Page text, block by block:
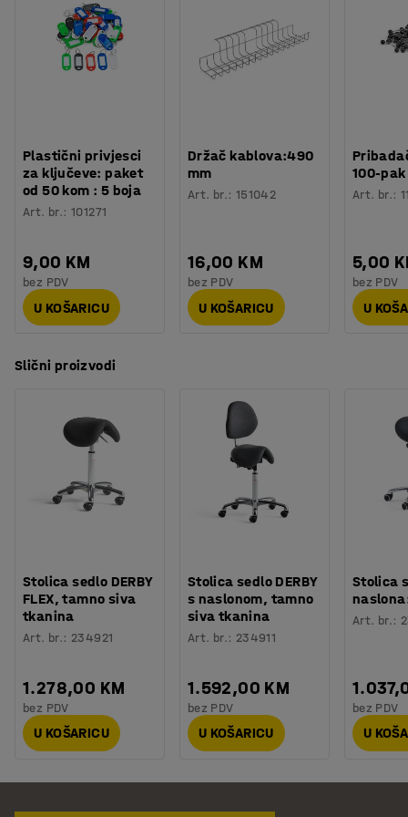
Osim toga, stolica sedlo pruža veći raspon kretanja i
fleksibilnosti nego na standardnoj stolici kako bi vam
pomogla u pronalaženju idealnog sjedećeg položaja.
potrebama.
Sjedište je tapecirano vrlo izdržljivom tkaninom od 100%
poliestera. Baza je izrađena od recikliranog aluminija.
Potreban broj osoba
Procjena vremena
: 9,21 kg
Dolazi nesastavljeno
Plastični privjesci
za ključeve: paket
od 50 kom : 5 boja
Art. br.:101271
9,00 KM
bez PDV
U KOŠARICU
Držač kablova:490
mm
Art. br.: 151042
16,00 KM
bez PDV
U KOŠARICU
100-pak
Art. br.:
5,00
bez PDV
U
Slični proizvodi
Stolica sedlo DERBY
FLEX, tamno siva
tkanina
Art. br.: 234921
1.278,00 KM
bez PDV
U KOŠARICU
Stolica sedlo DERBY
s naslonom, tamno
siva tkanina
Art. br.: 234911
1.592,00 KM
bez PDV
U KOŠARICU
Stolica
Art. br.:
bez PDV
U